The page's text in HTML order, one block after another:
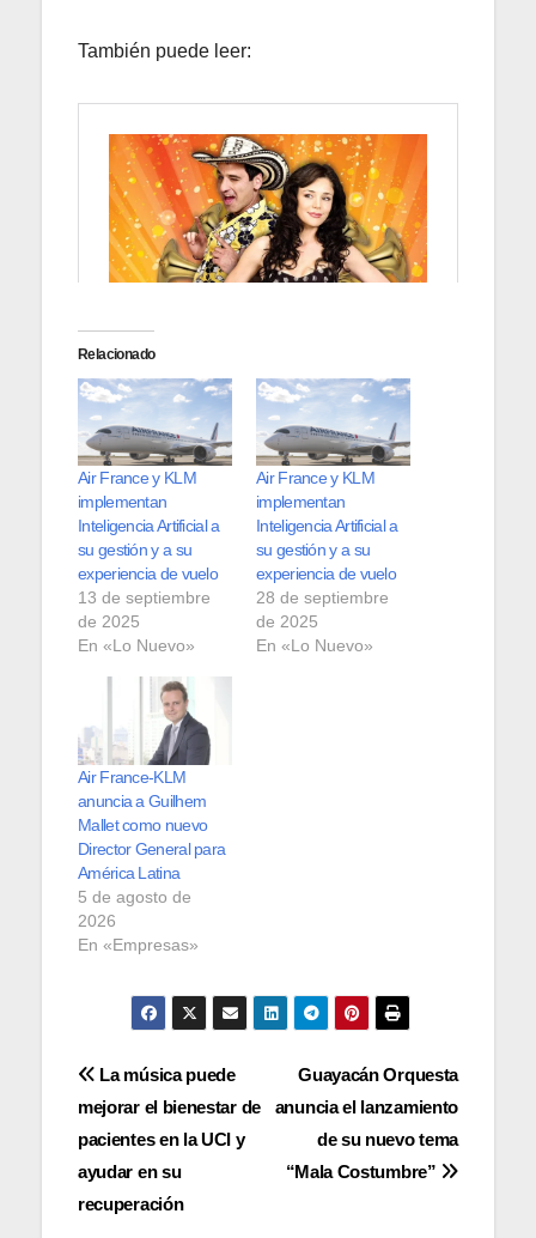
También puede leer:
Relacionado
Air France y KLM
implementan
Inteligencia Artificial a
su gestión y a su
experiencia de vuelo
13 de septiembre
de 2025
En «Lo Nuevo»
Air France y KLM
implementan
Inteligencia Artificial a
su gestión y a su
experiencia de vuelo
28 de septiembre
de 2025
En «Lo Nuevo»
Air France-KLM
anuncia a Guilhem
Mallet como nuevo
Director General para
América Latina
5 de agosto de
2026
En «Empresas»
Navegación
de
entradas
Guayacán Orquesta
anuncia el lanzamiento
de su nuevo tema
“Mala Costumbre”
La música puede
mejorar el bienestar de
pacientes en la UCI y
ayudar en su
recuperación